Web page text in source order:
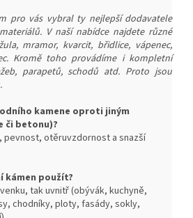
pro vás vybral ty nejlepší dodavatele
V naší nabídce najdete různé
mramor, kvarcit, břidlice, vápenec,
Kromě toho provádíme i kompletní
parapetů, schodů atd. Proto jsou
kamene oproti jiným
či betonu)?
pevnost, otěruvzdornost a snazší
kámen použít?
tak uvnitř (obývák, kuchyně,
chodníky, ploty, fasády, sokly,